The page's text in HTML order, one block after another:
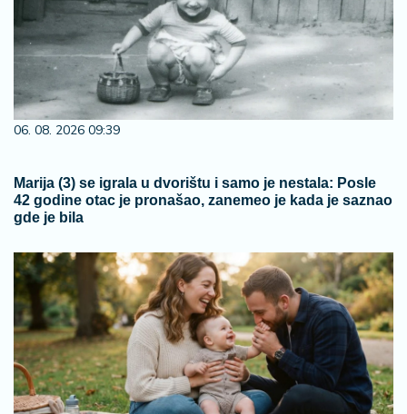
06. 08. 2026 09:39
Marija (3) se igrala u dvorištu i samo je nestala: Posle
42 godine otac je pronašao, zanemeo je kada je saznao
gde je bila